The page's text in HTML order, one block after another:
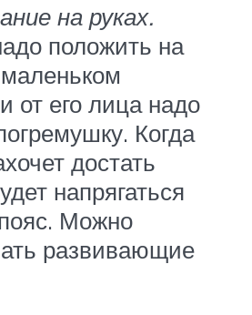
на руках.
положить на
от его лица надо
Когда
достать
напрягаться
Можно
развивающие